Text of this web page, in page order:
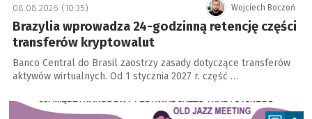
Wojciech Boczoń
08.08.2026 (10:35)
Brazylia wprowadza 24-godzinną retencję części
transferów kryptowalut
Banco Central do Brasil zaostrzy zasady dotyczące transferów
aktywów wirtualnych. Od 1 stycznia 2027 r. część …
a